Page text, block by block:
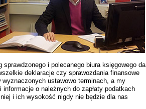
sprawdzonego i polecanego biura księgowego da
deklaracje czy sprawozdania finansowe
wyznaczonych ustawowo terminach, a my
informacje o należnych do zapłaty podatkach
i ich wysokość nigdy nie będzie dla nas